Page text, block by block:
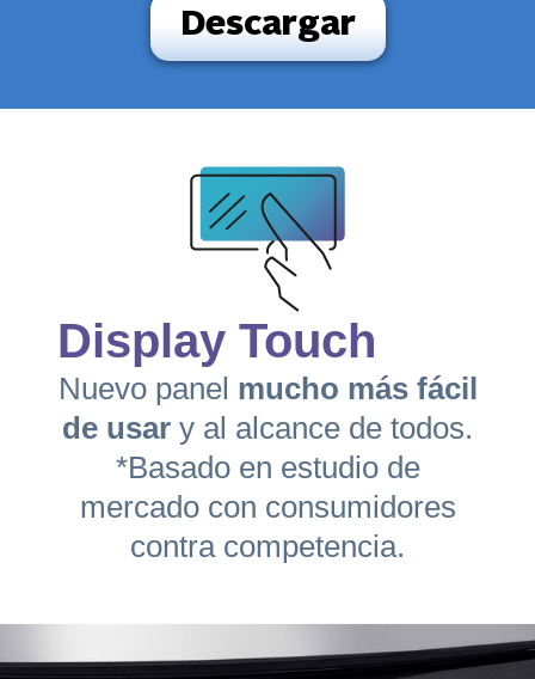
Descargar
Display Touch
Nuevo panel mucho más fácil
de usar y al alcance de todos.
*Basado en estudio de
mercado con consumidores
contra competencia.